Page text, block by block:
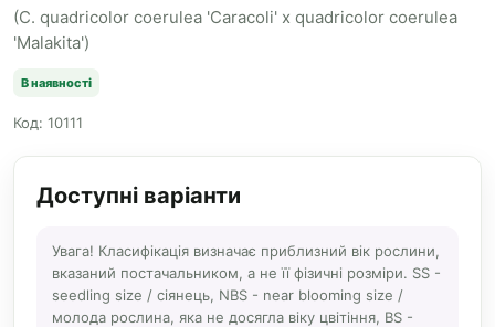
(C. quadricolor coerulea 'Caracoli' x quadricolor coerulea
'Malakita')
В наявності
Код: 10111
Доступні варіанти
Увага! Класифікація визначає приблизний вік рослини,
вказаний постачальником, а не її фізичні розміри. SS -
seedling size / сіянець, NBS - near blooming size /
молода рослина, яка не досягла віку цвітіння, BS -